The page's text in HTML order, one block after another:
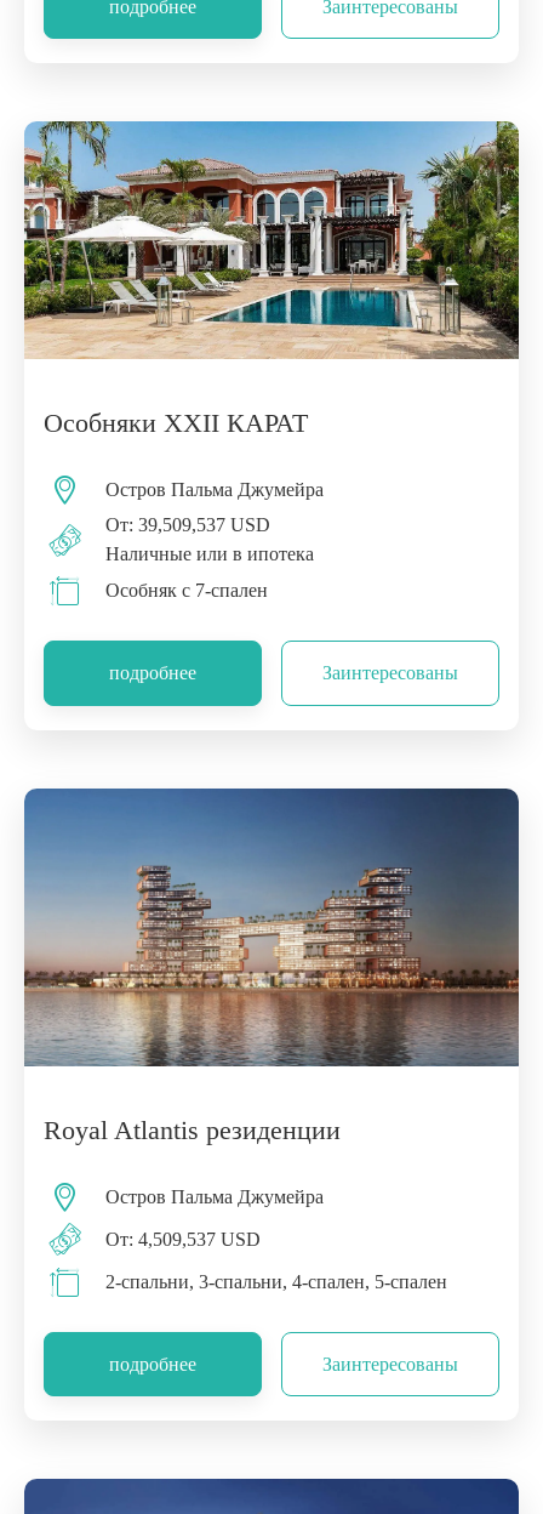
подробнее Заинтересованы
Особняки XXII КАРАТ
Остров Пальма Джумейра
От: 39,509,537 USD
Наличные или в ипотека
Особняк с 7-спален
подробнее Заинтересованы
Royal Atlantis резиденции
Остров Пальма Джумейра
От: 4,509,537 USD
2-спальни, 3-спальни, 4-спален, 5-спален
подробнее Заинтересованы